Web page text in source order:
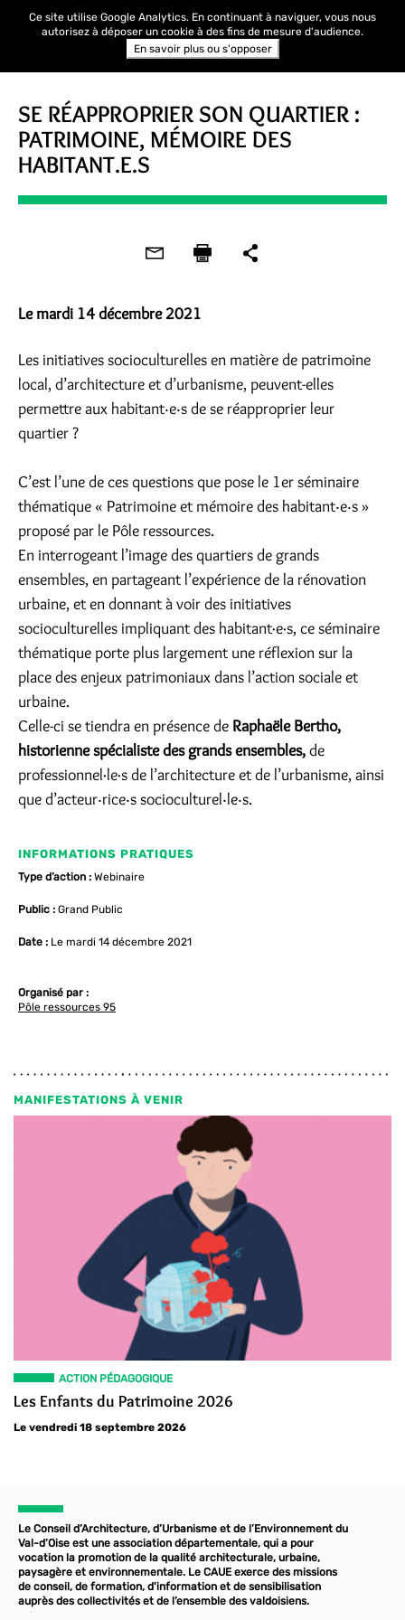
SE RÉAPPROPRIER SON QUARTIER :
PATRIMOINE, MÉMOIRE DES
HABITANT.E.S
Le mardi 14 décembre 2021
Les initiatives socioculturelles en matière de patrimoine
local, d’architecture et d’urbanisme, peuvent-elles
permettre aux habitant‧e‧s de se réapproprier leur
quartier ?
C’est l’une de ces questions que pose le 1er séminaire
thématique « Patrimoine et mémoire des habitant‧e‧s »
proposé par le Pôle ressources.
En interrogeant l’image des quartiers de grands
ensembles, en partageant l’expérience de la rénovation
urbaine, et en donnant à voir des initiatives
socioculturelles impliquant des habitant·e·s, ce séminaire
thématique porte plus largement une réflexion sur la
place des enjeux patrimoniaux dans l’action sociale et
urbaine.
Celle-ci se tiendra en présence de Raphaële Bertho,
historienne spécialiste des grands ensembles,de
professionnel·le·s de l’architecture et de l’urbanisme, ainsi
que d’acteur‧rice‧s socioculturel‧le‧s.
INFORMATIONS PRATIQUES
Type d’action : Webinaire
Public : Grand Public
Date : Le mardi 14 décembre 2021
Organisé par :
Pôle ressources 95
MANIFESTATIONS À VENIR
ACTION PÉDAGOGIQUE
Les Enfants du Patrimoine 2026
Le vendredi 18 septembre 2026
Le Conseil d’Architecture, d’Urbanisme et de l’Environnement du
Val-d’Oise est une association départementale, qui a pour
vocation la promotion de la qualité architecturale, urbaine,
paysagère et environnementale. Le CAUE exerce des missions
de conseil, de formation, d'information et de sensibilisation
auprès des collectivités et de l’ensemble des valdoisiens.
Ce site utilise Google Analytics. En continuant à naviguer, vous nous
autorisez à déposer un cookie à des fins de mesure d'audience.
En savoir plus ou s'opposer